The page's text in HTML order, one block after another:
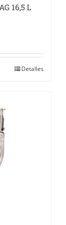
16,5 L
Detalles